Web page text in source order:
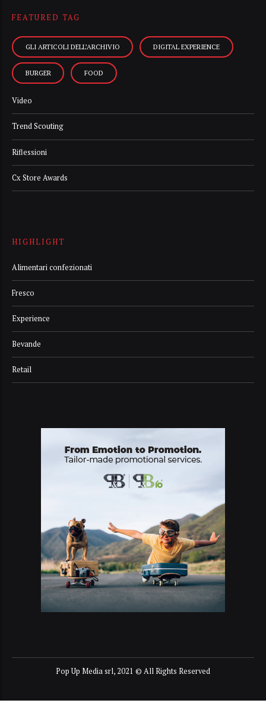
FEATURED TAG
GLI ARTICOLI DELL’ARCHIVIO DIGITAL EXPERIENCE
BURGER FOOD
Video
Trend Scouting
Riflessioni
Cx Store Awards
HIGHLIGHT
Alimentari confezionati
Fresco
Experience
Bevande
Retail
Pop Up Media srl, 2021 © All Rights Reserved